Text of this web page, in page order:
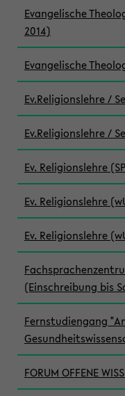
Evangelische
2014)
Evangelische
Ev.Religionslehre /
Ev.Religionslehre /
Ev. Religionslehre
Ev. Religionslehre
Ev. Religionslehre
(Einschreibung bis
Fernstudiengang
FORUM OFFENE